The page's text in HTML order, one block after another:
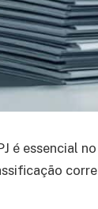
é essencial